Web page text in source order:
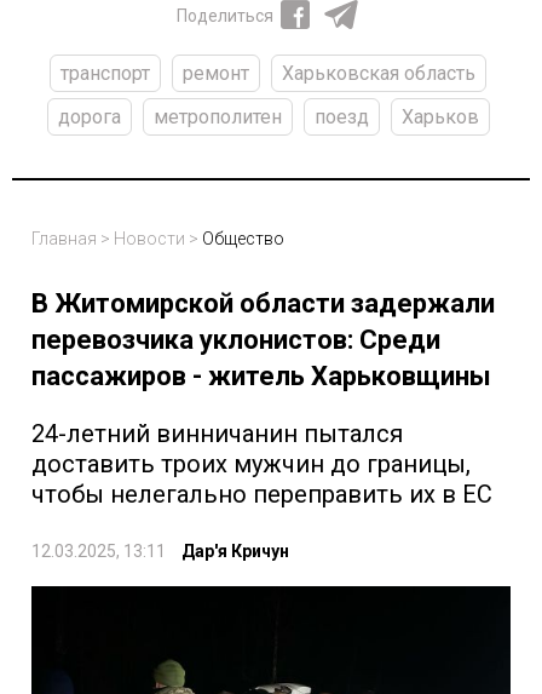
Поделиться
транспорт ремонт
Харьковская область
дорога
метрополитен поезд Харьков
Главная > Новости > Общество
В Житомирской области задержали
перевозчика уклонистов: Среди
пассажиров - житель Харьковщины
24-летний винничанин пытался
доставить троих мужчин до границы,
чтобы нелегально переправить их в ЕС
12.03.2025, 13:11 Дар'я Кричун